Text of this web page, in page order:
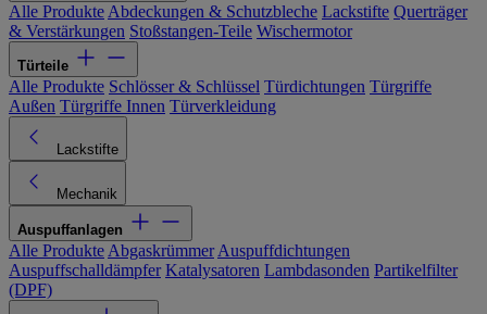
Alle Produkte Abdeckungen & Schutzbleche Lackstifte Querträger
& Verstärkungen Stoßstangen-Teile Wischermotor
Türteile
Alle Produkte Schlösser & Schlüssel Türdichtungen Türgriffe
Außen Türgriffe Innen Türverkleidung
Lackstifte
Mechanik
Auspuffanlagen
Alle Produkte Abgaskrümmer Auspuffdichtungen
Auspuffschalldämpfer Katalysatoren Lambdasonden Partikelfilter
(DPF)